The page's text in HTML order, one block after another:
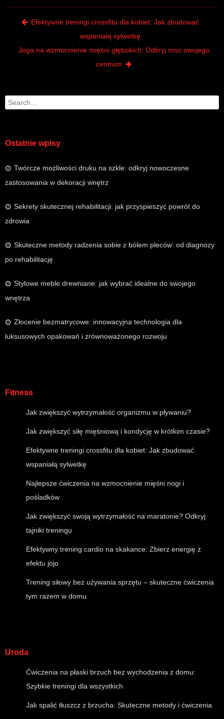
Search
Ostatnie wpisy
Twórcze możliwości druku na szkle: odkryj nowoczesne
zastosowania w dekoracji wnętrz
Sekrety skutecznej rehabilitacji: jak przyspieszyć powrót do
zdrowia
Skuteczne metody radzenia sobie z bólem pleców: od diagnozy
po rehabilitację
Stylowe meble drewniane: jak wybrać idealne do swojego
wnętrza
Złocenie bezmatrycowe: innowacyjna technologia dla
luksusowych opakowań i zrównoważonego rozwoju
Fitness
Jak zwiększyć wytrzymałość organizmu w pływaniu?
Jak zwiększyć siłę mięśniową i kondycję w krótkim czasie?
Efektywne treningi crossfitu dla kobiet: Jak zbudować
wspaniałą sylwetkę
Najlepsze ćwiczenia na wzmocnienie mięśni nogi i
pośladków
Jak zwiększyć swoją wytrzymałość na maratonie? Odkryj
tajniki treningu
Efektywny trening cardio na skakance: Zbierz energię z
efektu jojo
Trening siłowy bez używania sprzętu – skuteczne ćwiczenia
tym razem w domu
Uroda
Ćwiczenia na płaski brzuch bez wychodzenia z domu:
Szybkie treningi dla wszystkich
Jak spalić tłuszcz z brzucha: Skuteczne metody i ćwiczenia
Post navigation
Efektywne treningi crossfitu dla kobiet: Jak zbudować
wspaniałą sylwetkę
Joga na wzmocnienie mięśni głębokich: Odkryj moc swojego
centrum